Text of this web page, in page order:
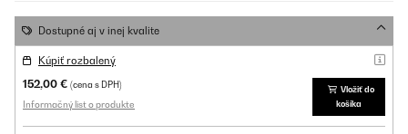
Dostupné aj v inej kvalite
Kúpiť rozbalený
152,00 € (cena s DPH)
Informačný list o produkte
Vložiť do
košíka